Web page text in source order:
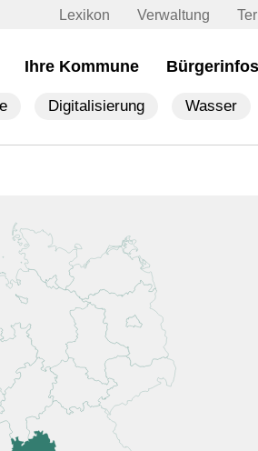
Lexikon Verwaltung
Ihre Kommune Bürgerinfos
Digitalisierung Wasser